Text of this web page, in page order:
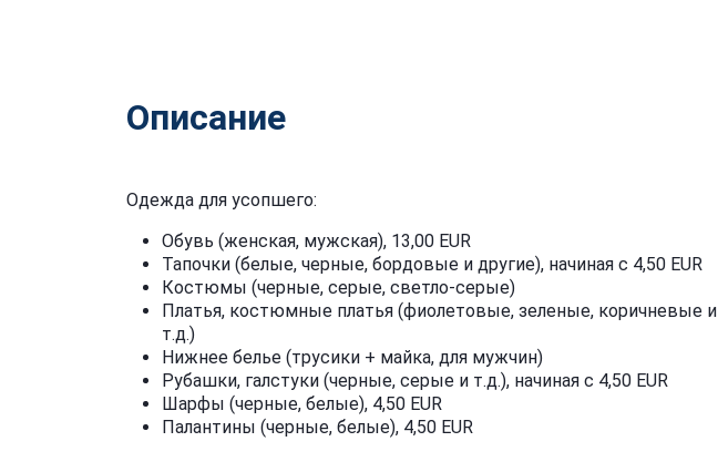
Описание
Одежда для усопшего:
Обувь (женская, мужская), 13,00 EUR
Тапочки (белые, черные, бордовые и другие), начиная с 4,50 EUR
Костюмы (черные, серые, светло-серые)
Платья, костюмные платья (фиолетовые, зеленые, коричневые и
т.д.)
Нижнее белье (трусики + майка, для мужчин)
Рубашки, галстуки (черные, серые и т.д.), начиная с 4,50 EUR
Шарфы (черные, белые), 4,50 EUR
Палантины (черные, белые), 4,50 EUR